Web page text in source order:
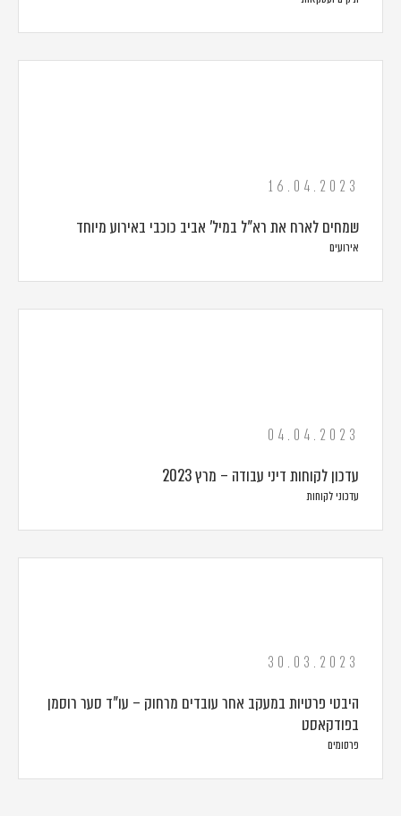
16.04.2023
שמחים לארח את רא"ל במיל' אביב כוכבי באירוע מיוחד
אירועים
04.04.2023
עדכון לקוחות דיני עבודה – מרץ 2023
עדכוני לקוחות
30.03.2023
היבטי פרטיות במעקב אחר עובדים מרחוק – עו"ד סער רוסמן
בפודקאסט
פרסומים